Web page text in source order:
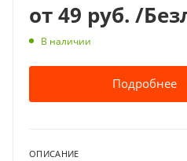
от49 руб. /
В наличии
Подробнее
ОПИСАНИЕ